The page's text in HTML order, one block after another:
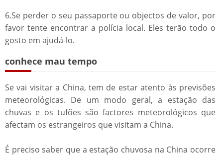
6.Se perder o seu passaporte ou objectos de valor, por
favor tente encontrar a polícia local. Eles terão todo o
gosto em ajudá-lo.
conhece mau tempo
Se vai visitar a China, tem de estar atento às previsões
meteorológicas. De um modo geral, a estação das
chuvas e os tufões são factores meteorológicos que
afectam os estrangeiros que visitam a China.
É preciso saber que a estação chuvosa na China ocorre